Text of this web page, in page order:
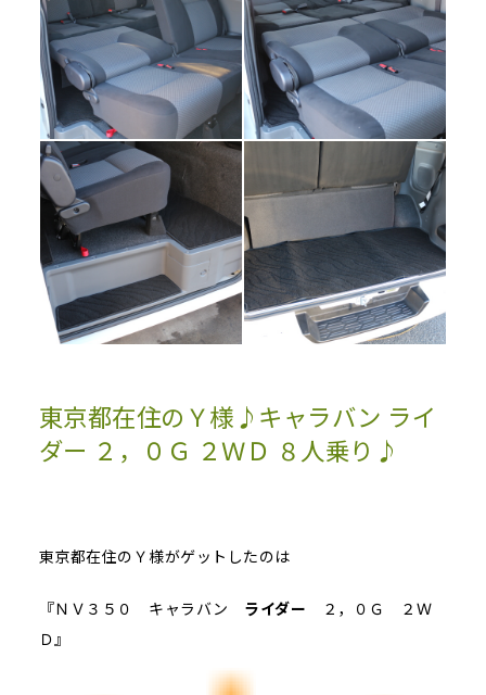
東京都在住のＹ様♪キャラバン ライ
ダー ２，０Ｇ ２ＷＤ ８人乗り♪
東京都在住のＹ様がゲットしたのは
『ＮＶ３５０ キャラバン ライダー ２，０Ｇ ２Ｗ
Ｄ』